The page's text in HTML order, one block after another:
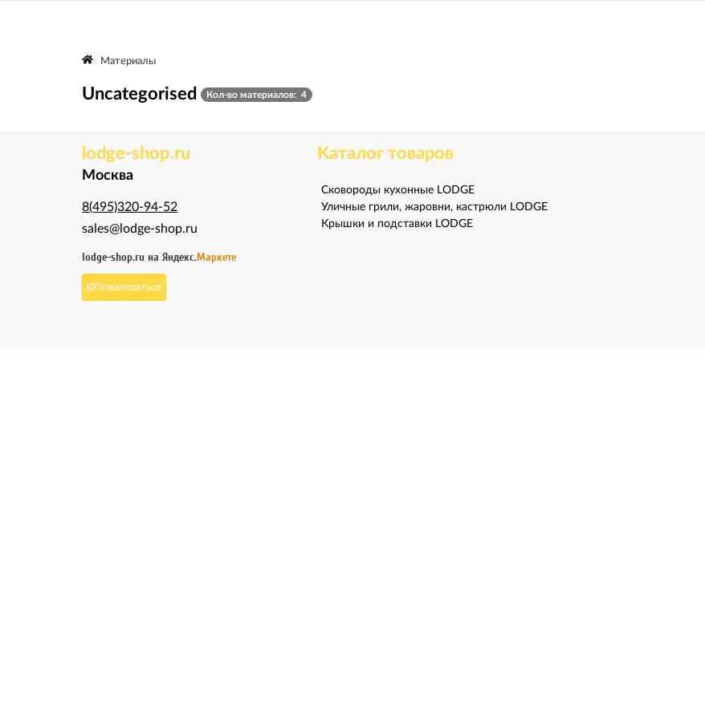
Материалы
Uncategorised Кол-во материалов: 4
lodge-shop.ru
Москва
8(495)320-94-52
sales@lodge-shop.ru
lodge-shop.ru на Яндекс.Маркете
Пожаловаться
Каталог товаров
Сковороды кухонные LODGE
Уличные грили, жаровни, кастрюли LODGE
Крышки и подставки LODGE